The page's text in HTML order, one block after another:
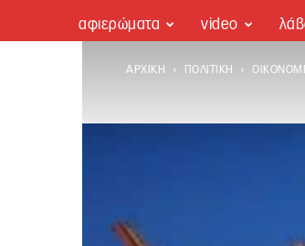
αφιερώματα video
ΑΡΧΙΚΉ ΠΟΛΙΤΙΚΉ